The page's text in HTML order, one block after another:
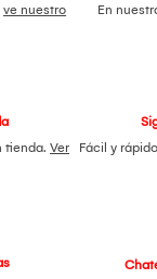
ve nuestro
En
tienda. Ver
Fácil y